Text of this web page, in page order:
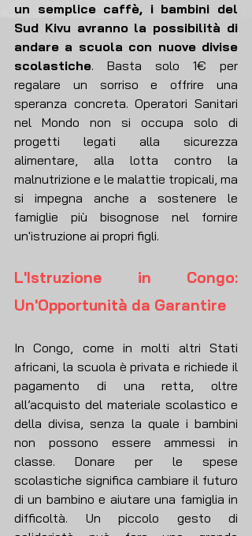
un semplice caffè, i bambini del
Sud Kivu avranno la possibilità di
andare a scuola con nuove divise
scolastiche. Basta solo 1€ per
regalare un sorriso e offrire una
speranza concreta. Operatori Sanitari
nel Mondo non si occupa solo di
progetti legati alla sicurezza
alimentare, alla lotta contro la
malnutrizione e le malattie tropicali, ma
si impegna anche a sostenere le
famiglie più bisognose nel fornire
un'istruzione ai propri figli.
L'Istruzione in Congo:
Un'Opportunità da Garantire
In Congo, come in molti altri Stati
africani, la scuola è privata e richiede il
pagamento di una retta, oltre
all’acquisto del materiale scolastico e
della divisa, senza la quale i bambini
non possono essere ammessi in
classe. Donare per le spese
scolastiche significa cambiare il futuro
di un bambino e aiutare una famiglia in
difficoltà. Un piccolo gesto di